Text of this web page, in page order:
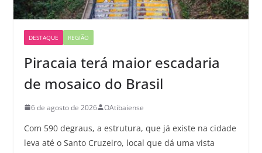
DESTAQUE REGIÃO
Piracaia terá maior escadaria
de mosaico do Brasil
6 de agosto de 2026 OAtibaiense
Com 590 degraus, a estrutura, que já existe na cidade
leva até o Santo Cruzeiro, local que dá uma vista